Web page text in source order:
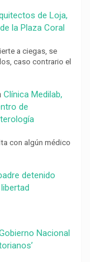
de Loja,
la Plaza Coral
a ciegas, se
caso contrario el
Clínica Medilab,
de
con algún médico
detenido
Nacional